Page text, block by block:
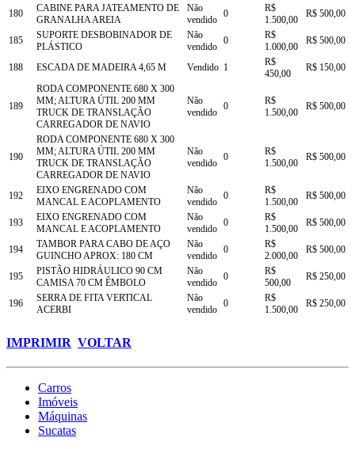
180
CABINE PARA JATEAMENTO DE
GRANALHA AREIA
Não
vendido
0
R$
1.500,00
R$ 500,00
185
SUPORTE DESBOBINADOR DE
PLÁSTICO
Não
vendido
0
R$
1.000,00
R$ 500,00
188 ESCADA DE MADEIRA 4,65 M Vendido 1
R$
450,00
R$ 150,00
189
RODA COMPONENTE 680 X 300
MM; ALTURA ÚTIL 200 MM
TRUCK DE TRANSLAÇÃO
CARREGADOR DE NAVIO
Não
vendido
0
R$
1.500,00
R$ 500,00
190
RODA COMPONENTE 680 X 300
MM; ALTURA ÚTIL 200 MM
TRUCK DE TRANSLAÇÃO
CARREGADOR DE NAVIO
Não
vendido
0
R$
1.500,00
R$ 500,00
192
EIXO ENGRENADO COM
MANCAL E ACOPLAMENTO
Não
vendido
0
R$
1.500,00
R$ 500,00
193
EIXO ENGRENADO COM
MANCAL E ACOPLAMENTO
Não
vendido
0
R$
1.500,00
R$ 500,00
194
TAMBOR PARA CABO DE AÇO
GUINCHO APROX: 180 CM
Não
vendido
0
R$
2.000,00
R$ 500,00
195
PISTÃO HIDRÁULICO 90 CM
CAMISA 70 CM ÊMBOLO
Não
vendido
0
R$
500,00
R$ 250,00
196
SERRA DE FITA VERTICAL
ACERBI
Não
vendido
0
R$
1.500,00
R$ 250,00
IMPRIMIR VOLTAR
Carros
Imóveis
Máquinas
Sucatas